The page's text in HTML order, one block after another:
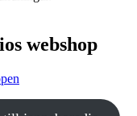
webshop